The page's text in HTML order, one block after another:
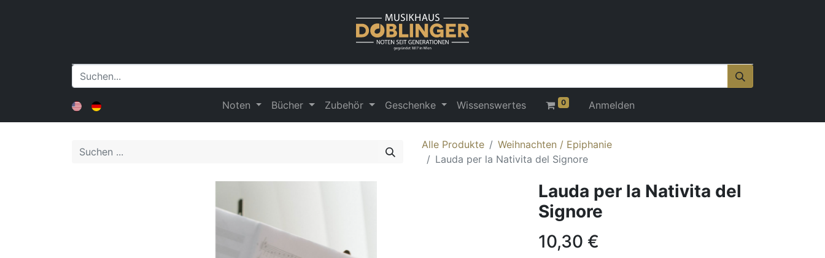
Noten Bücher Zubehör Geschenke Wissenswertes 0 Anmelden
Alle Produkte
Weihnachten / Epiphanie
Lauda per la Nativita del Signore
Lauda per la Nativita del
Signore
10,30 €